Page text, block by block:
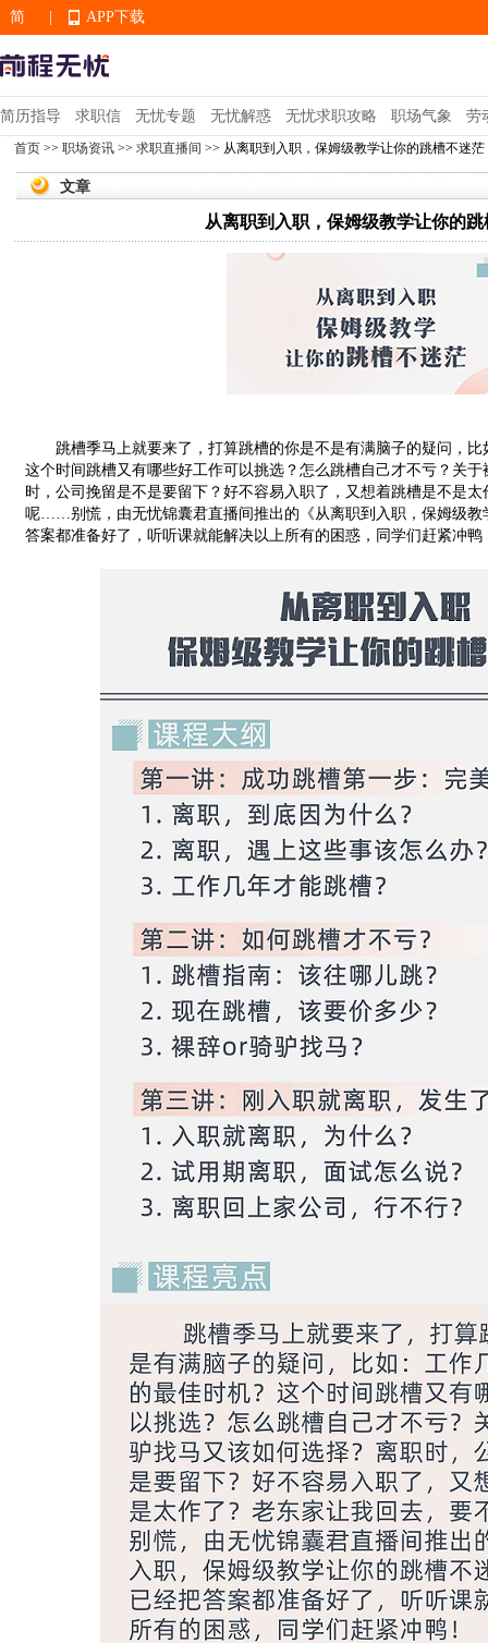
简
EN
APP下载
APP下载
简历指导 求职信 无忧专题 无忧解惑 无忧求职攻略 职场气象 劳
首页 >> 职场资讯 >> 求职直播间 >> 从离职到入职，保姆级教学让你的跳槽不迷茫
文章
从离职到入职，保姆级教学让你的
跳槽季马上就要来了，打算跳槽的你是不是有满脑子的疑问，比
这个时间跳槽又有哪些好工作可以挑选？怎么跳槽自己才不亏？关
时，公司挽留是不是要留下？好不容易入职了，又想着跳槽是不是
呢……别慌，由无忧锦囊君直播间推出的《从离职到入职，保姆级教
答案都准备好了，听听课就能解决以上所有的困惑，同学们赶紧冲鸭